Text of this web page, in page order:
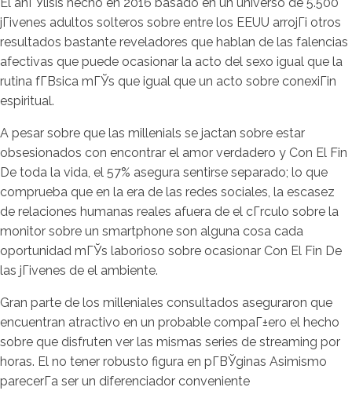
jГіvenes adultos solteros sobre entre los EEUU arrojГі otros
resultados bastante reveladores que hablan de las falencias
afectivas que puede ocasionar la acto del sexo igual que la
rutina fГ­В­sica mГЎs que igual que un acto sobre conexiГіn
espiritual.
A pesar sobre que las millenials se jactan sobre estar
obsesionados con encontrar el amor verdadero y Con El Fin
De toda la vida, el 57% asegura sentirse separado; lo que
comprueba que en la era de las redes sociales, la escasez
de relaciones humanas reales afuera de el cГ­rculo sobre la
monitor sobre un smartphone son alguna cosa cada
oportunidad mГЎs laborioso sobre ocasionar Con El Fin De
las jГіvenes de el ambiente.
Gran parte de los milleniales consultados aseguraron que
encuentran atractivo en un probable compaГ±ero el hecho
sobre que disfruten ver las mismas series de streaming por
horas. El no tener robusto figura en pГ­ВЎginas Asimismo
parecerГ­a ser un diferenciador conveniente